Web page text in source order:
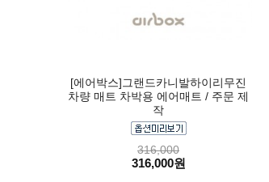
[에어박스]그랜드카니발하이리무진
차량 매트 차박용 에어매트 / 주문 제
작
316,000
316,000원